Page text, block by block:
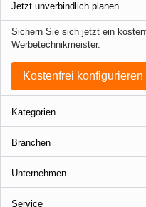
Jetzt unverbindlich planen
Sichern Sie sich jetzt ein
Werbetechnikmeister.
Kostenfrei konfigurieren
Kategorien
Branchen
Unternehmen
Service